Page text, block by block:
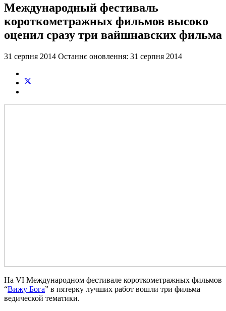
Международный фестиваль
короткометражных фильмов высоко
оценил сразу три вайшнавских фильма
31 серпня 2014 Останнє оновлення: 31 серпня 2014
На VI Международном фестивале короткометражных фильмов
“Вижу Бога” в пятерку лучших работ вошли три фильма
ведической тематики.